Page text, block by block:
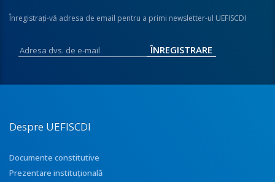
Înregistraţi-vă adresa de email pentru a primi newsletter-ul UEFISCDI
Despre UEFISCDI
Documente constitutive
Prezentare instituţională